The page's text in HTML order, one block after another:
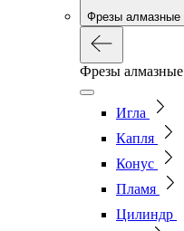
Фрезы алмазные
Фрезы алмазные
Игла
Капля
Конус
Пламя
Цилиндр